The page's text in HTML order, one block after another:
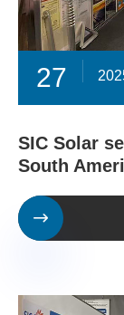
27
SIC Solar
South
